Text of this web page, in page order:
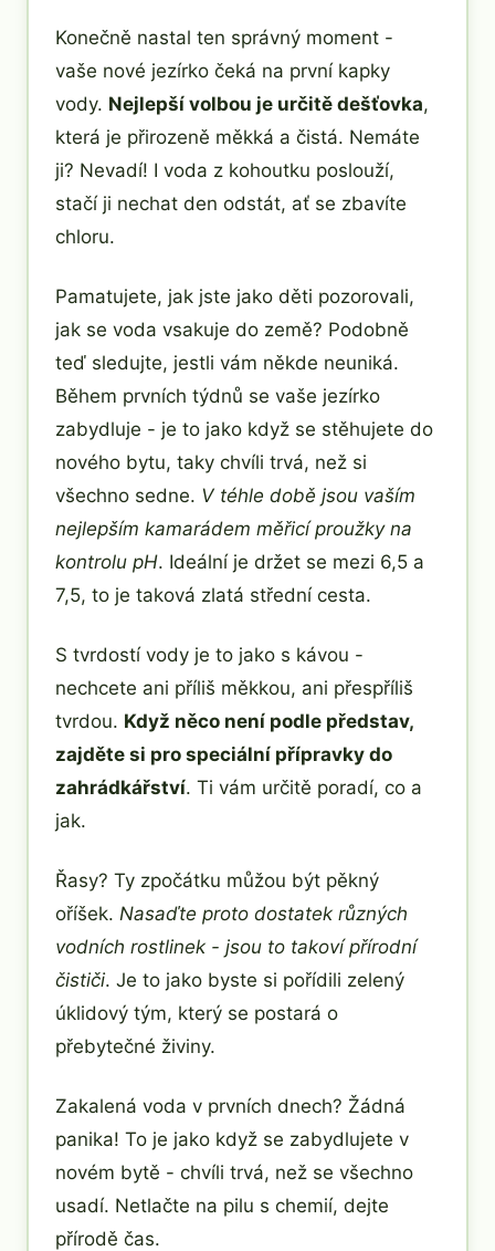
Konečně nastal ten správný moment -
vaše nové jezírko čeká na první kapky
vody. Nejlepší volbou je určitě dešťovka,
která je přirozeně měkká a čistá. Nemáte
ji? Nevadí! I voda z kohoutku poslouží,
stačí ji nechat den odstát, ať se zbavíte
chloru.
Pamatujete, jak jste jako děti pozorovali,
jak se voda vsakuje do země? Podobně
teď sledujte, jestli vám někde neuniká.
Během prvních týdnů se vaše jezírko
zabydluje - je to jako když se stěhujete do
nového bytu, taky chvíli trvá, než si
všechno sedne. V téhle době jsou vaším
nejlepším kamarádem měřicí proužky na
kontrolu pH. Ideální je držet se mezi 6,5 a
7,5, to je taková zlatá střední cesta.
S tvrdostí vody je to jako s kávou -
nechcete ani příliš měkkou, ani přespříliš
tvrdou. Když něco není podle představ,
zajděte si pro speciální přípravky do
zahrádkářství. Ti vám určitě poradí, co a
jak.
Řasy? Ty zpočátku můžou být pěkný
oříšek. Nasaďte proto dostatek různých
vodních rostlinek - jsou to takoví přírodní
čističi. Je to jako byste si pořídili zelený
úklidový tým, který se postará o
přebytečné živiny.
Zakalená voda v prvních dnech? Žádná
panika! To je jako když se zabydlujete v
novém bytě - chvíli trvá, než se všechno
usadí. Netlačte na pilu s chemií, dejte
přírodě čas.